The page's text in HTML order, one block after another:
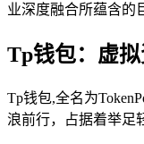
业深度融合所蕴含的
Tp钱包：虚
Tp钱包,全名为
浪前行，占据着举足